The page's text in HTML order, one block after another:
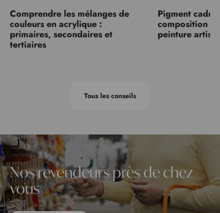
Comprendre les mélanges de
couleurs en acrylique :
primaires, secondaires et
tertiaires
Pigment
composition
peinture
Tous les conseils
Nos revendeurs près de chez
vous